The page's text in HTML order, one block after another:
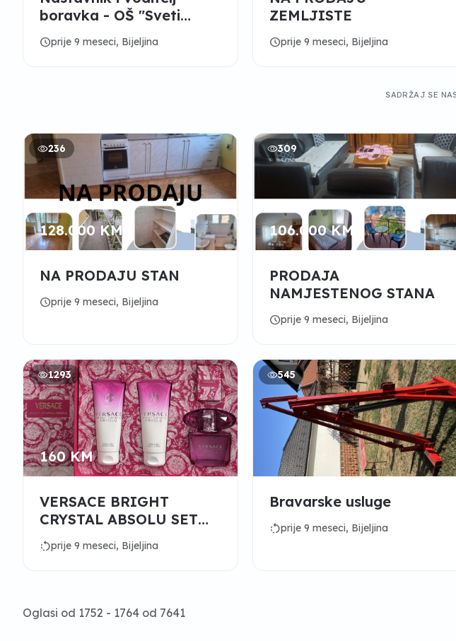
boravka - OŠ "Sveti
Sava" Crnjelovo
scheduleprije 9 meseci, Bijeljina
ZEMLJISTE
scheduleprije 9 meseci, Bijeljina
SADRŽAJ SE
236
128.000 KM
NA PRODAJU STAN
scheduleprije 9 meseci, Bijeljina
309
106.000 KM
PRODAJA
NAMJESTENOG STANA
scheduleprije 9 meseci, Bijeljina
1293
160 KM
VERSACE BRIGHT
CRYSTAL ABSOLU SET
160KM
rotate_leftprije 9 meseci, Bijeljina
545
Bravarske usluge
rotate_leftprije 9 meseci, Bijeljina
Oglasi od 1752 - 1764 od 7641